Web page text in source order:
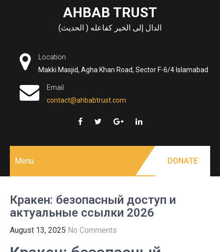
AHBAB TRUST
الدال إلى الخير كفاعله ( الحديث)
Location
Makki Masjid, Agha Khan Road, Sector F-6/4 Islamabad
Email
contact@ahbabtrust.com
Menu DONATE
Кракен: безопасный доступ и
актуальные ссылки 2026
August 13, 2025 No Comments